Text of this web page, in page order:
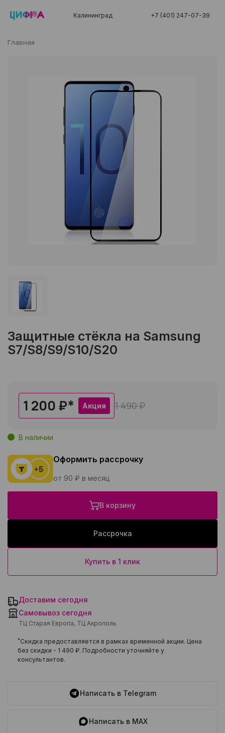
Калининград +7 (401) 247-07-39
Главная
Защитные стёкла на Samsung
S7/S8/S9/S10/S20
1 200 ₽* Акция 1 490 ₽
В наличии
Оформить рассрочку
от 90 ₽ в месяц
В корзину
Рассрочка
Купить в 1 клик
Доставим сегодня
Самовывоз сегодня
ТЦ Старая Европа, ТЦ Акрополь
*Скидка предоставляется в рамках временной акции. Цена
без скидки - 1 490 ₽. Подробности уточняйте у
консультантов.
Написать в Telegram
Написать в MAX